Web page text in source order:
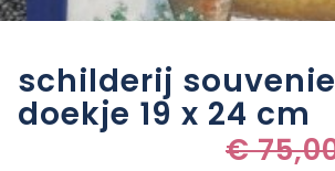
schilderij
doekje 19 x 24 cm
€